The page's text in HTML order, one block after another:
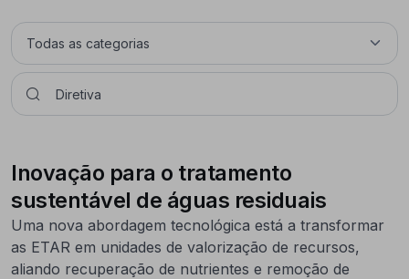
Inovação para o tratamento
sustentável de águas residuais
Uma nova abordagem tecnológica está a transformar
as ETAR em unidades de valorização de recursos,
aliando recuperação de nutrientes e remoção de